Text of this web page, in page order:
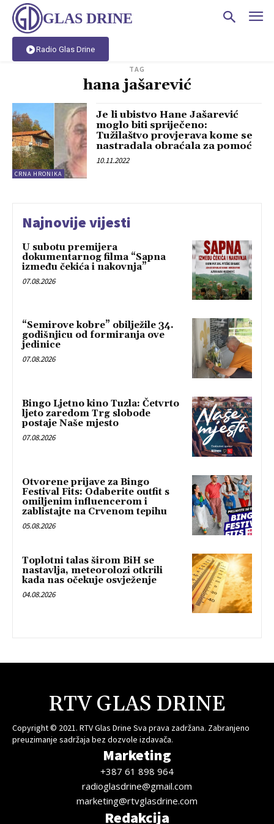
GLAS DRINE
Radio Glas Drine
TAG
hana jašarević
CRNA HRONIKA
Je li ubistvo Hane Jašarević
moglo biti spriječeno:
Tužilaštvo provjerava kome se
nastradala obraćala za pomoć
10.11.2022
Najnovije vijesti
U subotu premijera
dokumentarnog filma “Sapna
između čekića i nakovnja”
07.08.2026
“Semirove kobre” obilježile 34.
godišnjicu od formiranja ove
jedinice
07.08.2026
Bingo Ljetno kino Tuzla: Četvrto
ljeto zaredom Trg slobode
postaje Naše mjesto
07.08.2026
Otvorene prijave za Bingo
Festival Fits: Odaberite outfit s
omiljenim influencerom i
zablistajte na Crvenom tepihu
05.08.2026
Toplotni talas širom BiH se
nastavlja, meteorolozi otkrili
kada nas očekuje osvježenje
04.08.2026
RTV GLAS DRINE
Copyright © 2021. RTV Glas Drine Sva prava zadržana. Zabranjeno
preuzimanje sadržaja bez dozvole izdavača.
Marketing
+387 61 898 964
radioglasdrine@gmail.com
marketing@rtvglasdrine.com
Redakcija